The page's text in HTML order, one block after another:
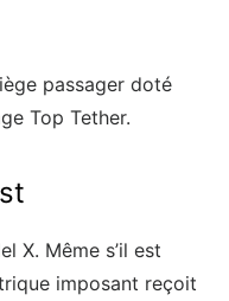
passager doté
Top Tether.
X. Même s’il est
imposant reçoit